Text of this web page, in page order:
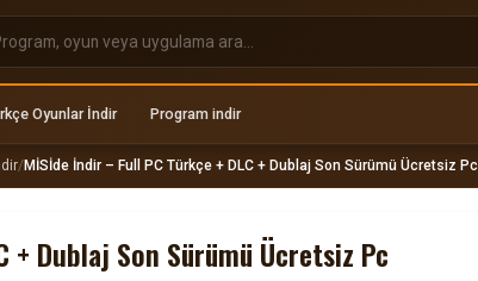
Oyunlar İndir Program indir
/MİSİde İndir – Full PC Türkçe + DLC + Dublaj Son Sürümü Ücretsiz Pc
+ Dublaj Son Sürümü Ücretsiz Pc